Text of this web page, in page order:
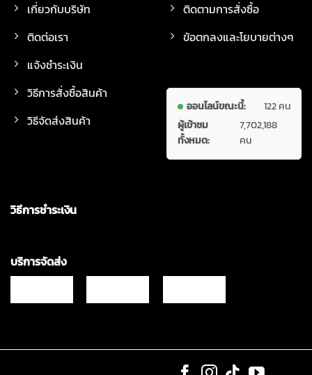
เกี่ยวกับบริษัท
ติดต่อเรา
แจ้งชำระเงิน
วิธีการสั่งซื้อสินค้า
วิธีจัดส่งสินค้า
ติดตามการสั่งซื้อ
ข้อตกลงและโยบายต่างๆ
ออนไลน์ขณะนี้:
122 คน
ผู้เข้าชม
ทั้งหมด:
7,702,188
คน
วิธีการชำระเงิน
บริการจัดส่ง